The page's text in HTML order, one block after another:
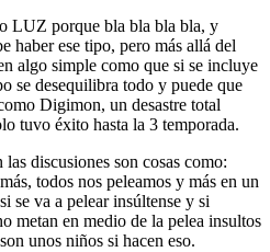
LUZ porque bla bla bla bla, y
haber ese tipo, pero más allá del
algo simple como que si se incluye
se desequilibra todo y puede que
Digimon, un desastre total
tuvo éxito hasta la 3 temporada.
discusiones son cosas como:
todos nos peleamos y más en un
se va a pelear insúltense y si
metan en medio de la pelea insultos
unos niños si hacen eso.